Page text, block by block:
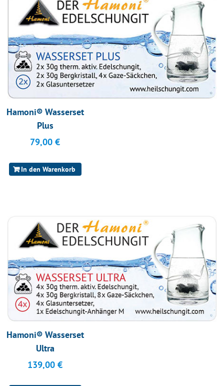
Hamoni® Wasserset
Plus
79,00 €
In den Warenkorb
Hamoni® Wasserset
Ultra
139,00 €